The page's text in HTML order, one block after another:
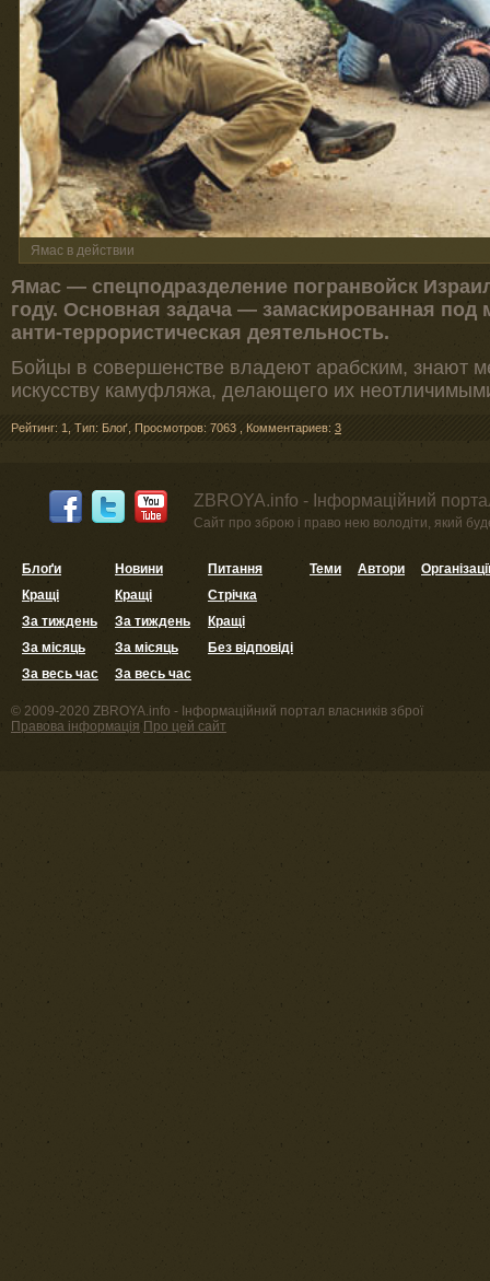
Ямас в действии
Ямас — спецподразделение погранвойск
году. Основная задача — замаскированная под
анти-террористическая деятельность.
Бойцы в совершенстве владеют арабским, знают
искусству камуфляжа, делающего их
Рейтинг: 1 Тип: Блоґ Просмотров: 7063 Комментариев: 3
ZBROYA.info - Інформаційний
Сайт про зброю і право нею володіти, який
Блоґи
Кращі
За тиждень
За місяць
За весь час
Новини
Кращі
За тиждень
За місяць
За весь час
Питання
Стрічка
Кращі
Без відповіді
Теми Автори
© 2009-2020 ZBROYA.info - Інформаційний портал власників зброї
Правова інформація Про цей сайт